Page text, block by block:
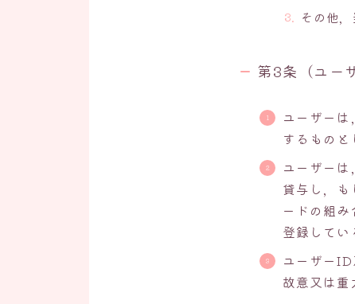
その他
第3条（ユー
ユーザー
するものと
ユーザー
貸与し，
ードの組
登録してい
ユーザー
故意又は